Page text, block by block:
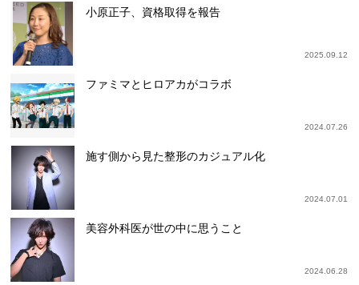
小原正子、資格取得を報告
2025.09.12
ファミマとヒロアカがコラボ
2024.07.26
施す側から見た整形のカジュアル化
2024.07.01
美容外科医が世の中に思うこと
2024.06.28